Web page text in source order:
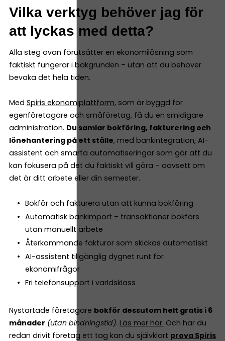
Vilka verktyg behöver jag för
att lyckas med detta?
Alla steg ovan förutsätter en ekonomilösning som
faktiskt fungerar i bakgrunden – utan att du behöver
bevaka det hela tiden.
Med Spiris ekonomiplattform, som är byggd för
egenföretagare och småföretag, få du en smidigare
administration. Du samlar bokföring, fakturering och
lönehantering på ett ställe, med bankintegration, AI-
assistent och smarta automatiseringar som gör att du
kan fokusera på det du faktiskt vill göra – oavsett om
det är ditt arbete eller din semester.
Bokför och fakturera utan att kunna bokföring
Automatisk bankimport – transaktioner bokförs
utan manuellt arbete
Återkommande fakturor som skickas automatiskt
AI-assistent tillgänglig dygnet runt för
ekonomifrågor
Fri telefonsupport i världsklass
Nystartade företagare bokför dessutom helt gratis i 6
månader (utan bindningstid). Läs mer här. Och har du
redan drivit företag ett tag kan du självklart prova Spiris